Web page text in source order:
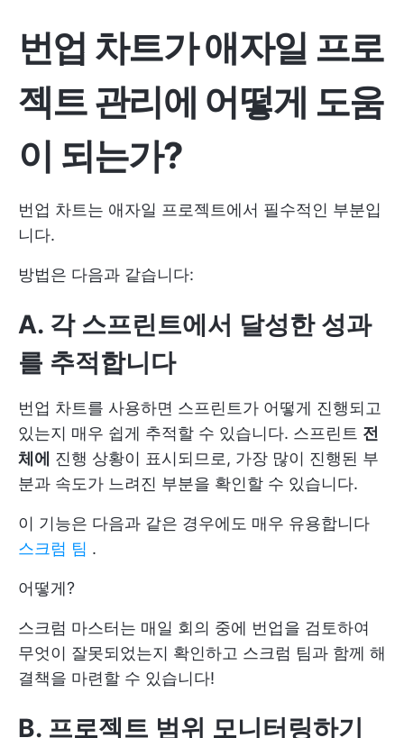
번업 차트가 애자일 프로
젝트 관리에 어떻게 도움
이 되는가?
번업 차트는 애자일 프로젝트에서 필수적인 부분입
니다.
방법은 다음과 같습니다:
A. 각 스프린트에서 달성한 성과
를 추적합니다
번업 차트를 사용하면 스프린트가 어떻게 진행되고
있는지 매우 쉽게 추적할 수 있습니다. 스프린트 전
체에 진행 상황이 표시되므로, 가장 많이 진행된 부
분과 속도가 느려진 부분을 확인할 수 있습니다.
이 기능은 다음과 같은 경우에도 매우 유용합니다
스크럼 팀 .
어떻게?
스크럼 마스터는 매일 회의 중에 번업을 검토하여
무엇이 잘못되었는지 확인하고 스크럼 팀과 함께 해
결책을 마련할 수 있습니다!
B. 프로젝트 범위 모니터링하기